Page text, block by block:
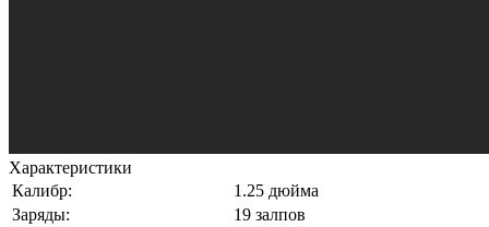
Характеристики
Калибр:
1.25 дюйма
Заряды:
19 залпов